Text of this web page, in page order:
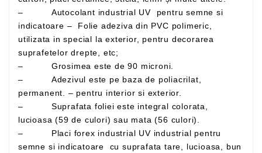
– Autocolant industrial UV pentru semne si
indicatoare – Folie adeziva din PVC polimeric,
utilizata in special la exterior, pentru decorarea
suprafetelor drepte, etc;
– Grosimea este de 90 microni.
– Adezivul este pe baza de poliacrilat,
permanent. – pentru interior si exterior.
– Suprafata foliei este integral colorata,
lucioasa (59 de culori) sau mata (56 culori).
– Placi forex industrial UV industrial pentru
semne si indicatoare cu suprafata tare, lucioasa, bun